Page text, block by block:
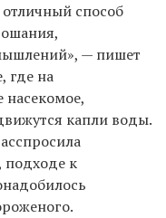
способ
— пишет
где на
насекомое,
капли воды.
подходе к